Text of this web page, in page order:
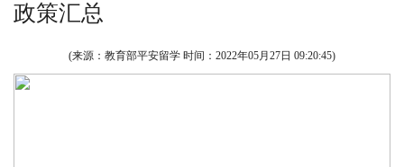
政策汇总
(来源：教育部平安留学 时间： 2022年05月27日 09:20:45)